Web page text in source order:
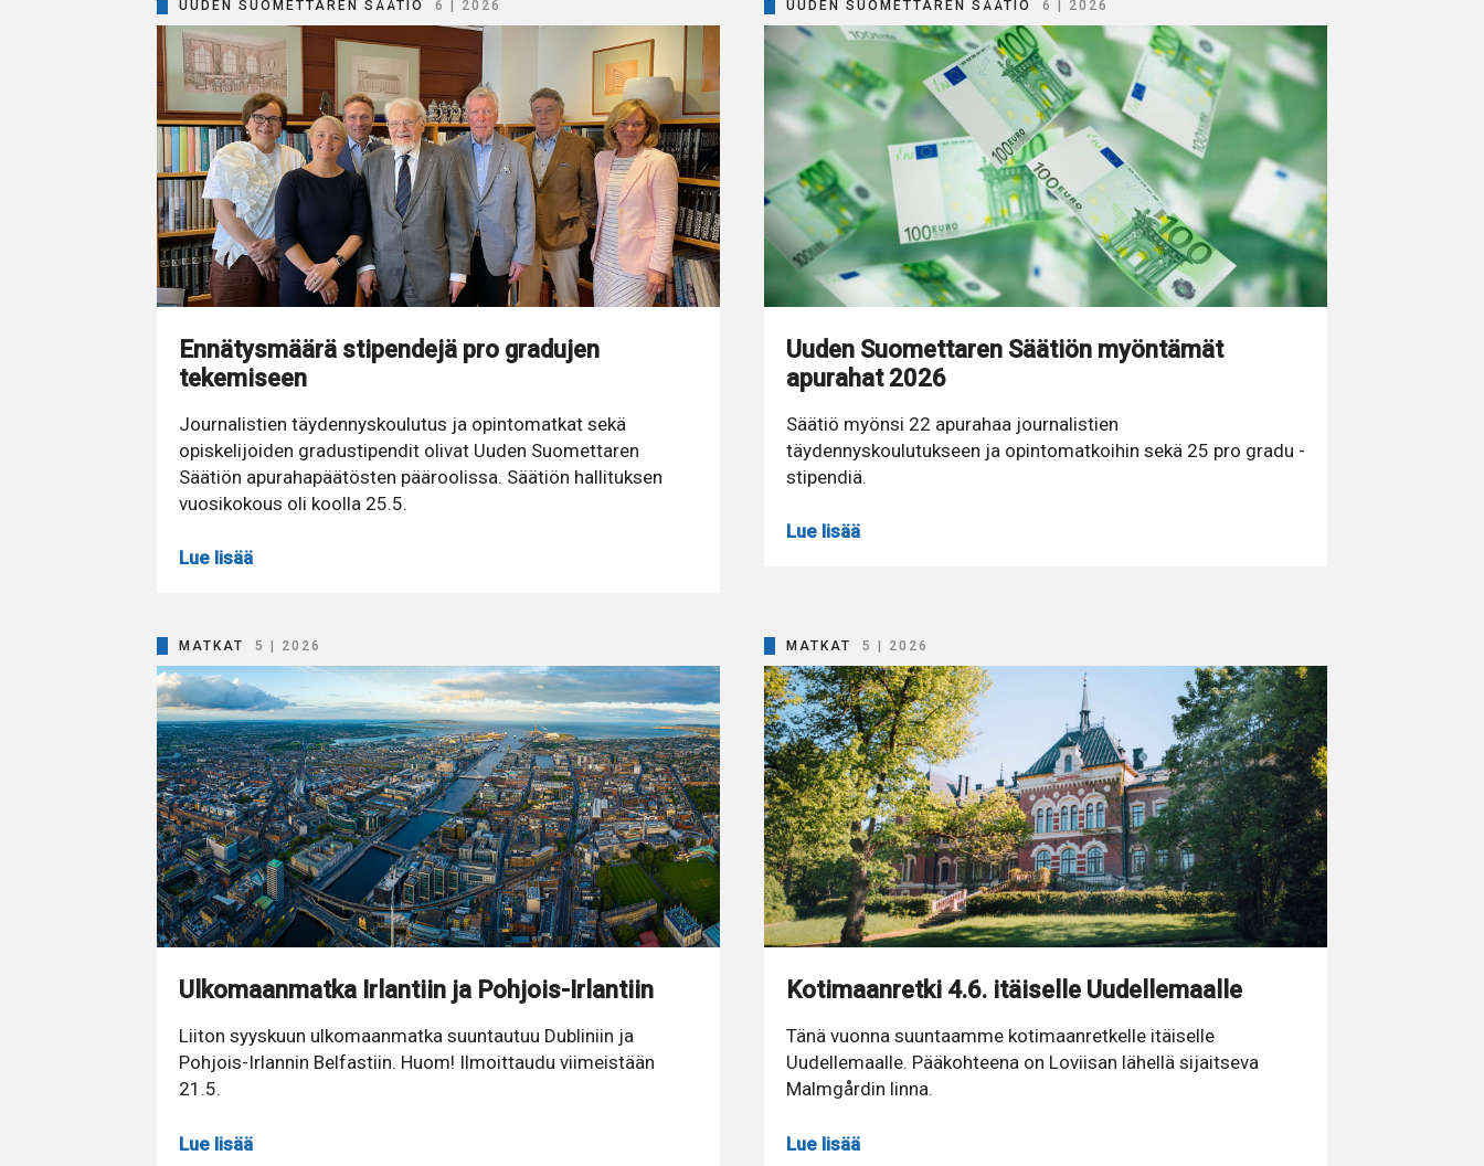
UUDEN SUOMETTAREN SÄÄTIÖ 6 | 2026
Ennätysmäärä stipendejä pro gradujen
tekemiseen
Journalistien täydennyskoulutus ja opintomatkat sekä
opiskelijoiden gradustipendit olivat Uuden Suomettaren
Säätiön apurahapäätösten pääroolissa. Säätiön hallituksen
vuosikokous oli koolla 25.5.
Lue lisää
UUDEN SUOMETTAREN SÄÄTIÖ 6 | 2026
Uuden Suomettaren Säätiön myöntämät
apurahat 2026
Säätiö myönsi 22 apurahaa journalistien
täydennyskoulutukseen ja opintomatkoihin sekä 25 pro gradu -
stipendiä.
Lue lisää
MATKAT 5 | 2026
Ulkomaanmatka Irlantiin ja Pohjois-Irlantiin
Liiton syyskuun ulkomaanmatka suuntautuu Dubliniin ja
Pohjois-Irlannin Belfastiin. Huom! Ilmoittaudu viimeistään
21.5.
Lue lisää
MATKAT 5 | 2026
Kotimaanretki 4.6. itäiselle Uudellemaalle
Tänä vuonna suuntaamme kotimaanretkelle itäiselle
Uudellemaalle. Pääkohteena on Loviisan lähellä sijaitseva
Malmgårdin linna.
Lue lisää